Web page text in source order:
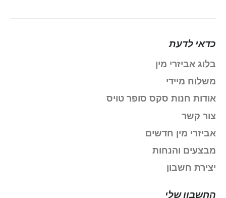
כדאי לדעת
בלוג אביזרי מין
משלוח מיידי
אודות חנות סקס סופר טויס
צור קשר
אביזרי מין חדשים
מבצעים והנחות
יצירת חשבון
החשבון שלי